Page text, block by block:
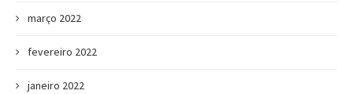
março 2022
fevereiro 2022
janeiro 2022